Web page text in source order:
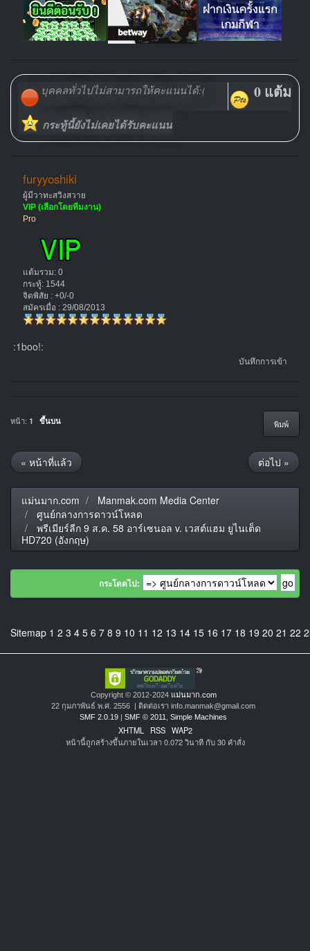
บุคคลทั่วไปไม่สามารถให้คะแนนได้:( 0 แต้ม
กระทู้นี้ยังไม่เคยได้รับคะแนน
furyyoshiki
ผู้มีวาทะสวิงสวาย
VIP (เลือกโดยทีมงาน)
Pro
แต้มรวม: 0
กระทู้: 1544
จิตพิสัย : +0/-0
สมัครเมื่อ : 29/08/2013
:1boo!:
บันทึกการเข้า
พิมพ์
หน้า: 1 ขึ้นบน
« หน้าที่แล้ว ต่อไป »
แม่นมาก.com
Manmak.com Media Center
ศูนย์กลางการดาวน์โหลด
พรีเมียร์ลีก 9 ส.ค. 58 อาร์เซนอล v. เวสต์แฮม ยูไนเต็ด
HD720 (อังกฤษ)
กระโดดไป:
Sitemap 1 2 3 4 5 6 7 8 9 10 11 12 13 14 15 16 17 18 19 20 21 22
Copyright © 2012-2024 แม่นมาก.com
22 กุมภาพันธ์ พ.ศ. 2556 | ติดต่อเรา info.manmak@gmail.com
SMF 2.0.19 | SMF © 2011 Simple Machines
XHTML RSS WAP2
หน้านี้ถูกสร้างขึ้นภายในเวลา 0.072 วินาที กับ 30 คำสั่ง